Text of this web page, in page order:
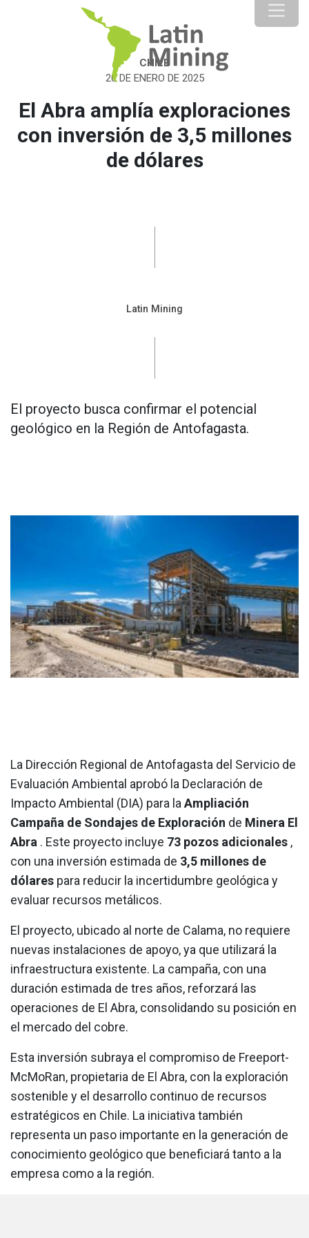
CHILE
20 DE ENERO DE 2025
El Abra amplía exploraciones
con inversión de 3,5 millones
de dólares
Latin Mining
El proyecto busca confirmar el potencial
geológico en la Región de Antofagasta.
La Dirección Regional de Antofagasta del Servicio de
Evaluación Ambiental aprobó la Declaración de
Impacto Ambiental (DIA) para laAmpliación
Campaña de Sondajes de Exploración de Minera El
Abra . Este proyecto incluye 73 pozos adicionales ,
con una inversión estimada de 3,5 millones de
dólares para reducir la incertidumbre geológica y
evaluar recursos metálicos.
El proyecto, ubicado al norte de Calama, no requiere
nuevas instalaciones de apoyo, ya que utilizará la
infraestructura existente. La campaña, con una
duración estimada de tres años, reforzará las
operaciones de El Abra, consolidando su posición en
el mercado del cobre.
Esta inversión subraya el compromiso de Freeport-
McMoRan, propietaria de El Abra, con la exploración
sostenible y el desarrollo continuo de recursos
estratégicos en Chile. La iniciativa también
representa un paso importante en la generación de
conocimiento geológico que beneficiará tanto a la
empresa como a la región.